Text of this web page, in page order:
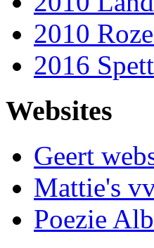
2010
2016
Websites
Geert
Mattie's
Poezie